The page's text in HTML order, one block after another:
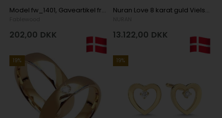
Model fw_1401, Gaveartikel fra Fablewood i Gummitræ 100% FSC
202,00 DKK
Nuran Love 8 karat guld Vielsesringe med 0,12 ct diamant Wesselton VS i flot brillant slib
13.122,00 DKK
19% 19%